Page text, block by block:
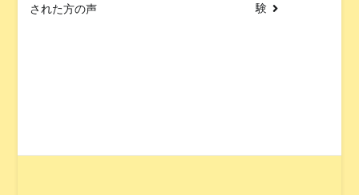
された方の声
験